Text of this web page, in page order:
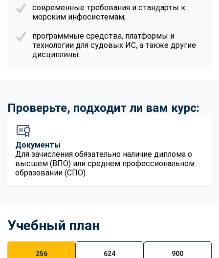
современные требования и стандарты к
морским инфосистемам;
программные средства, платформы и
технологии для судовых ИС, а также другие
дисциплины.
Проверьте, подходит ли вам курс:
Документы
Для зачисления обязательно наличие диплома о
высшем (ВПО) или среднем профессиональном
образовании (СПО)
Учебный план
256 624 900